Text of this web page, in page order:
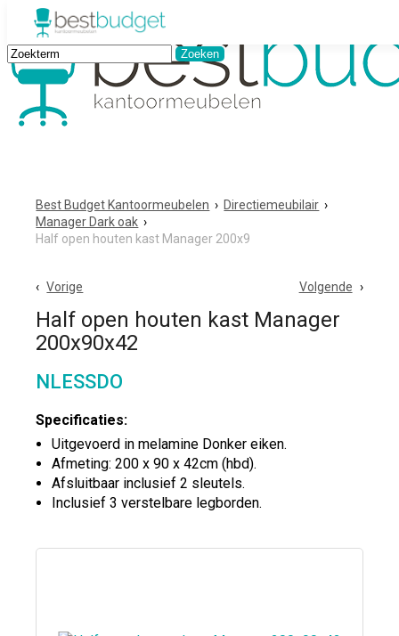
Best Budget Kantoormeubelen › Directiemeubilair ›
Manager Dark oak ›
Half open houten kast Manager 200x9
Vorige Volgende
Half open houten kast Manager
200x90x42
NLESSDO
Specificaties:
Uitgevoerd in melamine Donker eiken.
Afmeting: 200 x 90 x 42cm (hbd).
Afsluitbaar inclusief 2 sleutels.
Inclusief 3 verstelbare legborden.